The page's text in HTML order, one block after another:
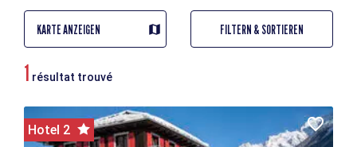
KARTE ANZEIGEN FILTERN & SORTIEREN
1 résultat trouvé
Hotel 2